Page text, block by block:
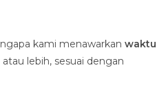
kami menawarkan waktu
lebih, sesuai dengan